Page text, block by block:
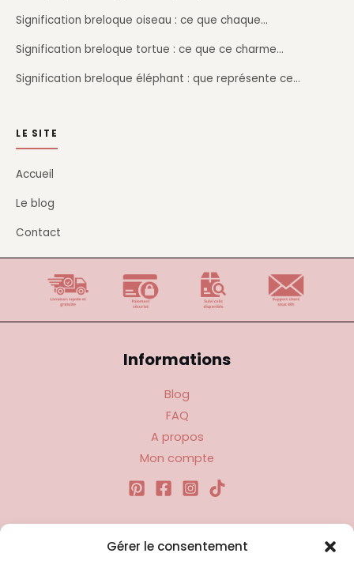
Gérer le consentement
Signification breloque oiseau : ce que chaque…
Signification breloque tortue : ce que ce charme…
Signification breloque éléphant : que représente ce…
LE SITE
Accueil
Le blog
Contact
Informations
Blog
FAQ
A propos
Mon compte
Liens utiles